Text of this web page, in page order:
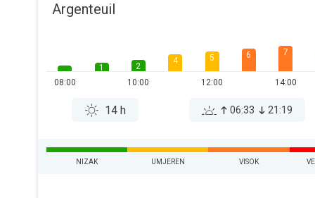
Argenteuil
08:00
1
2
10:00
4 5
12:00
6 7
14:00
14 h 06:33 21:19
NIZAK UMJEREN VISOK